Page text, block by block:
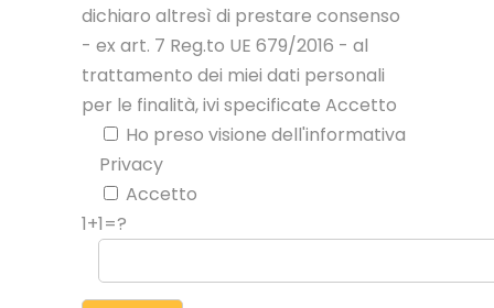
dichiaro altresì di prestare consenso
- ex art. 7 Reg.to UE 679/2016 - al
trattamento dei miei dati personali
per le finalità, ivi specificate Accetto
Ho preso visione dell'informativa
Privacy
Accetto
1+1=?